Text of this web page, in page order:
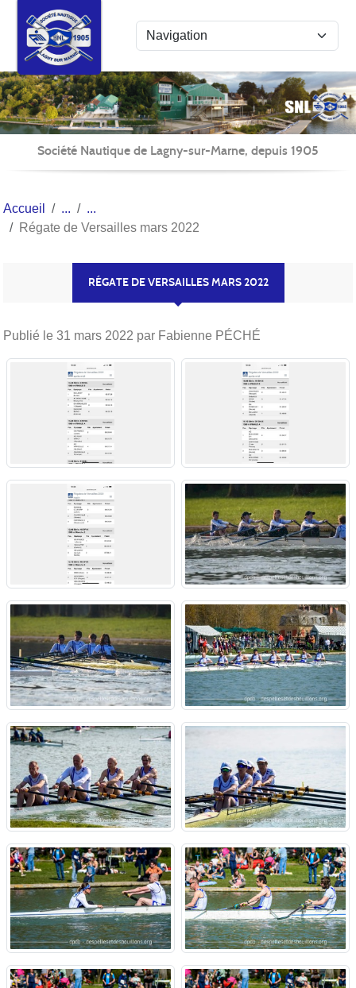
Société Nautique de Lagny-sur-Marne, depuis 1905
Accueil
Régate de Versailles mars 2022
RÉGATE DE VERSAILLES MARS 2022
Publié le 31 mars 2022 par Fabienne PÉCHÉ
Panneau de gestion des cookies